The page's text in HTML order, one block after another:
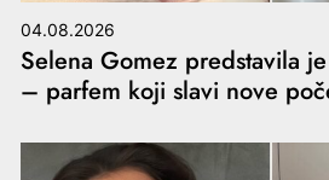
04.08.2026
Selena Gomez predstavila
– parfem koji slavi nove